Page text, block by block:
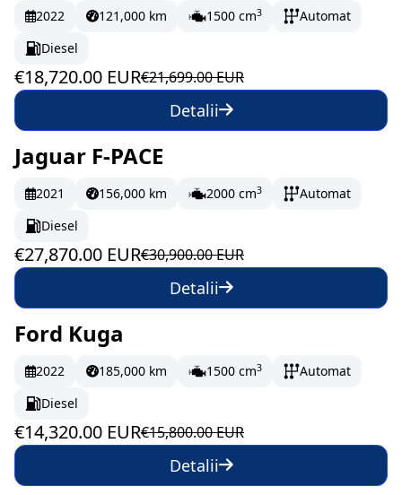
2022 121,000 km 1500 cm3
Automat
Diesel
€18,720.00 EUR€21,699.00 EUR
Detalii
În stoc 464.5 EUR/lună
Jaguar F-PACE
2021 156,000 km 2000 cm3
Automat
Diesel
€27,870.00 EUR€30,900.00 EUR
Detalii
În stoc
Ford Kuga
2022 185,000 km 1500 cm3
Automat
Diesel
€14,320.00 EUR€15,800.00 EUR
Detalii